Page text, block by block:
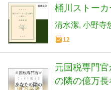
桶川ストー
清水潔 小野寺
12
元国税専門
の隣の億万長